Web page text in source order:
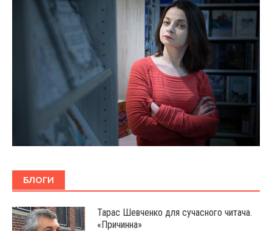
БЛОГИ
Тарас Шевченко для сучасного читача.
«Причинна»